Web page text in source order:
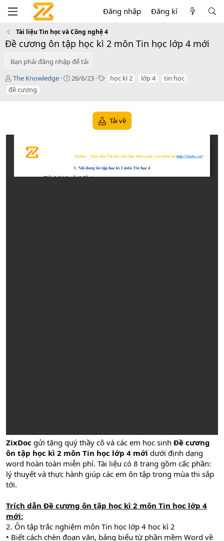
Đăng nhập Đăng kí
Tài liệu Tin học và Công nghệ 4
Đề cương ôn tập học kì 2 môn Tin học lớp 4 mới
Bạn phải đăng nhập để tải
T
á
c
The Knowledge
C
a
e
26/6/23
T học kì 2 lớp 4
tin học
đề cương
Tải về
ZixDoc gửi tặng quý thầy cô và các em học sinh Đề cương
ôn tập học kì 2 môn Tin học lớp 4 mới dưới định dạng
word hoàn toàn miễn phí. Tài liệu có 8 trang gồm cấc phần:
lý thuyết và thực hành giúp các em ôn tập trong mùa thi sắp
tới.
Trích dẫn Đề cương ôn tập học kì 2 môn Tin học lớp 4
mới:
2. Ôn tập trắc nghiệm môn Tin học lớp 4 học kì 2
• Biết cách chèn đoạn văn, bảng biểu từ phần mềm Word về